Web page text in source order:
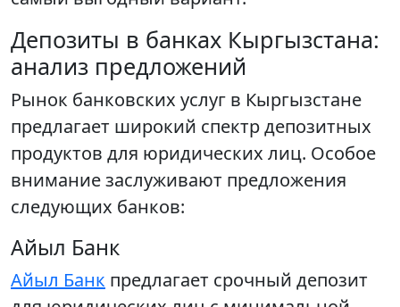
Депозиты в банках Кыргызстана:
анализ предложений
Рынок банковских услуг в Кыргызстане
предлагает широкий спектр депозитных
продуктов для юридических лиц. Особое
внимание заслуживают предложения
следующих банков:
Айыл Банк
Айыл Банк предлагает срочный депозит